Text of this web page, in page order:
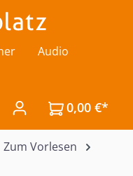
Audio
hast 0 Produkte auf
0,00 €*
Zum Vorlesen